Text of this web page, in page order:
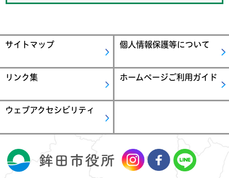
サイトマップ 個人情報保護等について
リンク集 ホームページご利用ガイド
ウェブアクセシビリティ